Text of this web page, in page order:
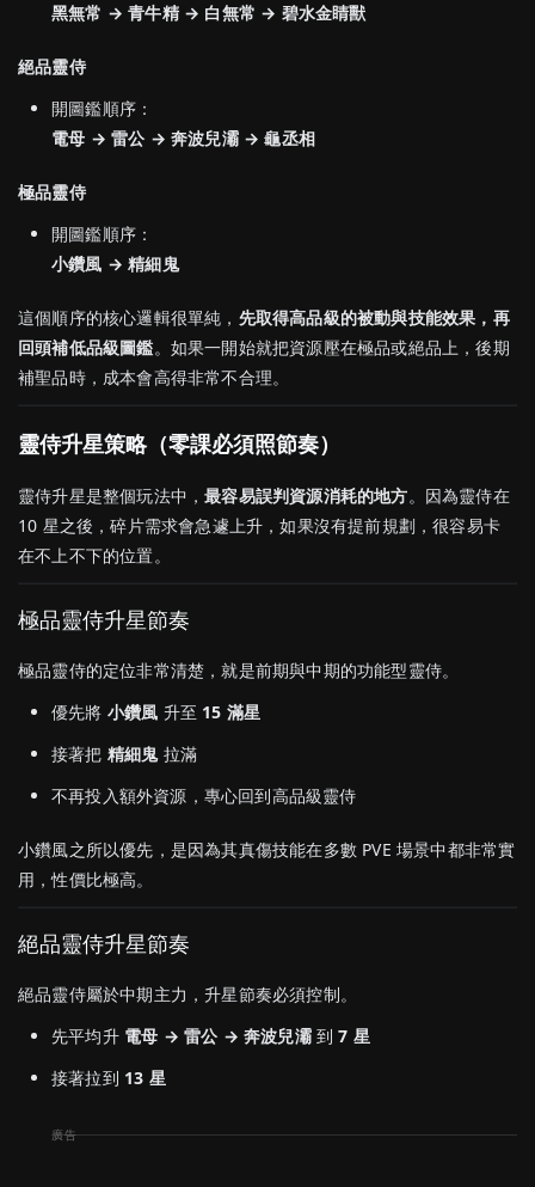
黑無常 → 青牛精 → 白無常 → 碧水金睛獸
絕品靈侍
開圖鑑順序：
電母 → 雷公 → 奔波兒灞 → 龜丞相
極品靈侍
開圖鑑順序：
小鑽風 → 精細鬼
這個順序的核心邏輯很單純， 先取得高品級的被動與技能效果，再
回頭補低品級圖鑑。如果一開始就把資源壓在極品或絕品上，後期
補聖品時，成本會高得非常不合理。
靈侍升星策略（零課必須照節奏）
靈侍升星是整個玩法中，最容易誤判資源消耗的地方。因為靈侍在
10 星之後，碎片需求會急遽上升，如果沒有提前規劃，很容易卡
在不上不下的位置。
極品靈侍升星節奏
極品靈侍的定位非常清楚，就是前期與中期的功能型靈侍。
優先將 小鑽風 升至 15 滿星
接著把 精細鬼拉滿
不再投入額外資源，專心回到高品級靈侍
小鑽風之所以優先，是因為其真傷技能在多數 PVE 場景中都非常實
用，性價比極高。
絕品靈侍升星節奏
絕品靈侍屬於中期主力，升星節奏必須控制。
先平均升 電母 → 雷公 → 奔波兒灞到7 星
接著拉到 13 星